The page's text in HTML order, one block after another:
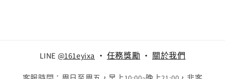
LINE @161eyixa ‧ 任務獎勵 ‧ 關於我們